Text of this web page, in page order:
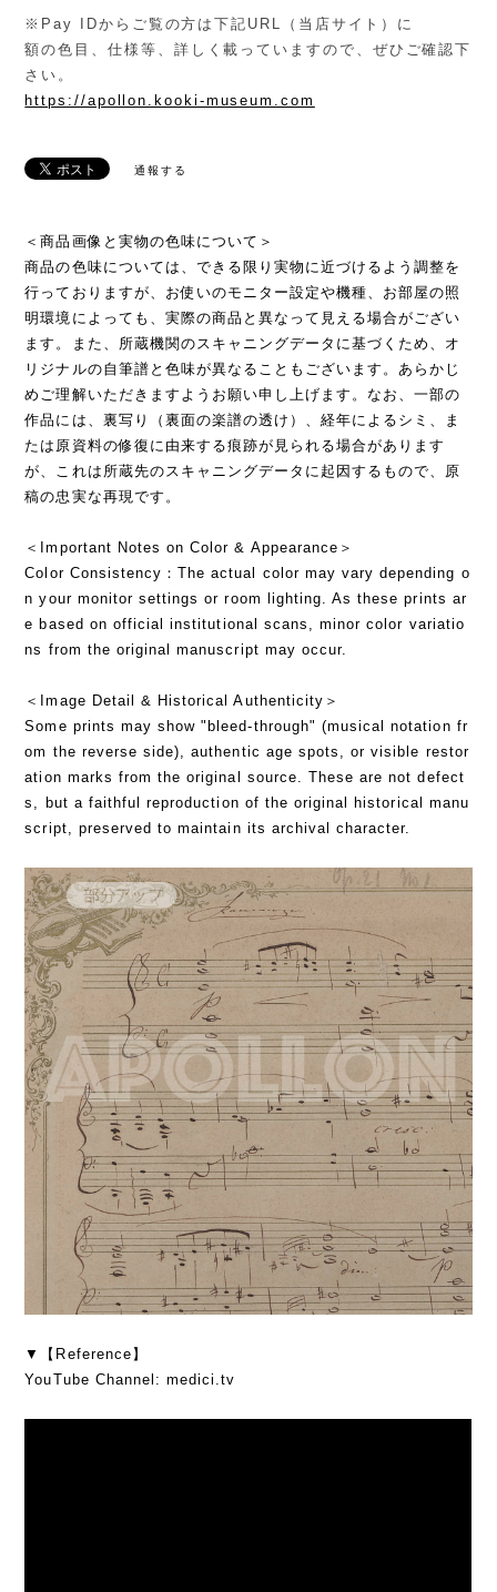
※Pay IDからご覧の方は下記URL（当店サイト）に
額の色目、仕様等、詳しく載っていますので、ぜひご確認下
さい。
https://apollon.kooki-museum.com
通報する
＜商品画像と実物の色味について＞
商品の色味については、できる限り実物に近づけるよう調整を
行っておりますが、お使いのモニター設定や機種、お部屋の照
明環境によっても、実際の商品と異なって見える場合がござい
ます。また、所蔵機関のスキャニングデータに基づくため、オ
リジナルの自筆譜と色味が異なることもございます。あらかじ
めご理解いただきますようお願い申し上げます。なお、一部の
作品には、裏写り（裏面の楽譜の透け）、経年によるシミ、ま
たは原資料の修復に由来する痕跡が見られる場合があります
が、これは所蔵先のスキャニングデータに起因するもので、原
稿の忠実な再現です。
＜Important Notes on Color & Appearance＞
Color Consistency：The actual color may vary depending o
n your monitor settings or room lighting. As these prints ar
e based on official institutional scans, minor color variatio
ns from the original manuscript may occur.
＜Image Detail & Historical Authenticity＞
Some prints may show "bleed-through" (musical notation fr
om the reverse side), authentic age spots, or visible restor
ation marks from the original source. These are not defect
s, but a faithful reproduction of the original historical manu
script, preserved to maintain its archival character.
▼【Reference】
YouTube Channel: medici.tv